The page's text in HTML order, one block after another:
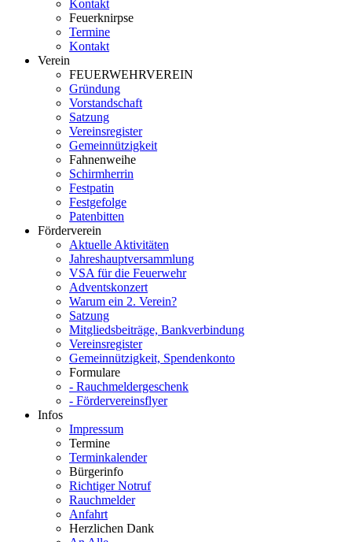
Kontakt
Feuerknirpse
Termine
Kontakt
Verein
FEUERWEHRVEREIN
Gründung
Vorstandschaft
Satzung
Vereinsregister
Gemeinnützigkeit
Fahnenweihe
Schirmherrin
Festpatin
Festgefolge
Patenbitten
Förderverein
Aktuelle Aktivitäten
Jahreshauptversammlung
VSA für die Feuerwehr
Adventskonzert
Warum ein 2. Verein?
Satzung
Mitgliedsbeiträge, Bankverbindung
Vereinsregister
Gemeinnützigkeit, Spendenkonto
Formulare
- Rauchmeldergeschenk
- Fördervereinsflyer
Infos
Impressum
Termine
Terminkalender
Bürgerinfo
Richtiger Notruf
Rauchmelder
Anfahrt
Herzlichen Dank